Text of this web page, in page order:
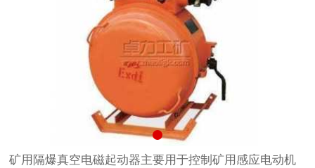
矿用隔爆真空电磁起动器主要用于控制矿用感应电动机